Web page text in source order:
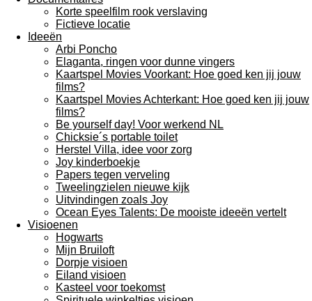
Korte speelfilm rook verslaving
Fictieve locatie
Ideeën
Arbi Poncho
Elaganta, ringen voor dunne vingers
Kaartspel Movies Voorkant: Hoe goed ken jij jouw
films?
Kaartspel Movies Achterkant: Hoe goed ken jij jouw
films?
Be yourself day! Voor werkend NL
Chicksie´s portable toilet
Herstel Villa, idee voor zorg
Joy kinderboekje
Papers tegen verveling
Tweelingzielen nieuwe kijk
Uitvindingen zoals Joy
Ocean Eyes Talents: De mooiste ideeën vertelt
Visioenen
Hogwarts
Mijn Bruiloft
Dorpje visioen
Eiland visioen
Kasteel voor toekomst